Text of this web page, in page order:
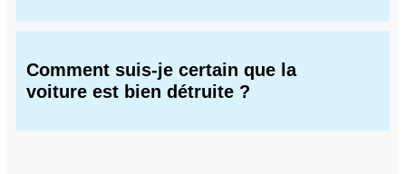
Comment suis-je certain que la
voiture est bien détruite ?